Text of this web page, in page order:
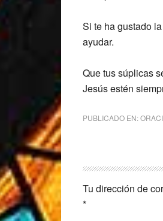
Si te ha gustado
ayudar.
Que tus súplicas
Jesús estén
PUBLICADO EN:
con
los
lectores
Tu dirección de
*